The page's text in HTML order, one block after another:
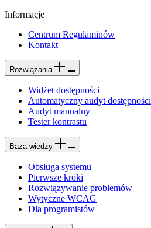
Informacje
Centrum Regulaminów
Kontakt
Rozwiązania
Widżet dostępności
Automatyczny audyt dostępności
Audyt manualny
Tester kontrastu
Baza wiedzy
Obsługa systemu
Pierwsze kroki
Rozwiązywanie problemów
Wytyczne WCAG
Dla programistów